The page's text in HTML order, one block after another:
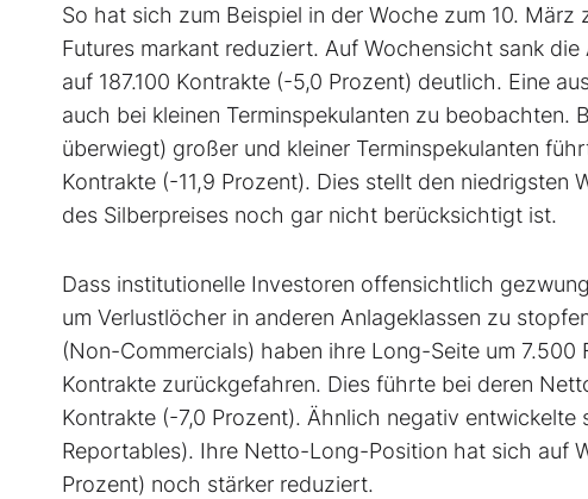
So hat sich zum Beispiel in der Woche zum 10.
Futures markant reduziert. Auf Wochensicht sank
auf 187.100 Kontrakte (-5,0 Prozent) deutlich. Eine
auch bei kleinen Terminspekulanten zu
überwiegt) großer und kleiner Terminspekulanten
Kontrakte (-11,9 Prozent). Dies stellt den
des Silberpreises noch gar nicht berücksichtigt ist.
Dass institutionelle Investoren offensichtlich
um Verlustlöcher in anderen Anlageklassen zu
(Non-Commercials) haben ihre Long-Seite um
Kontrakte zurückgefahren. Dies führte bei deren
Kontrakte (-7,0 Prozent). Ähnlich negativ
Reportables). Ihre Netto-Long-Position hat sich auf
Prozent) noch stärker reduziert.